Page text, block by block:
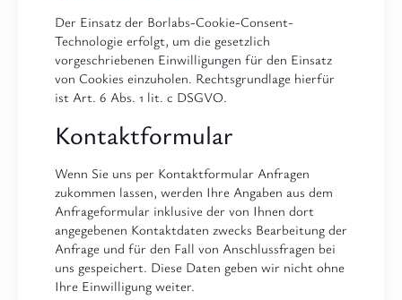
Der Einsatz der Borlabs-Cookie-Consent-
Technologie erfolgt, um die gesetzlich
vorgeschriebenen Einwilligungen für den Einsatz
von Cookies einzuholen. Rechtsgrundlage hierfür
ist Art. 6 Abs. 1 lit. c DSGVO.
Kontaktformular
Wenn Sie uns per Kontaktformular Anfragen
zukommen lassen, werden Ihre Angaben aus dem
Anfrageformular inklusive der von Ihnen dort
angegebenen Kontaktdaten zwecks Bearbeitung der
Anfrage und für den Fall von Anschlussfragen bei
uns gespeichert. Diese Daten geben wir nicht ohne
Ihre Einwilligung weiter.